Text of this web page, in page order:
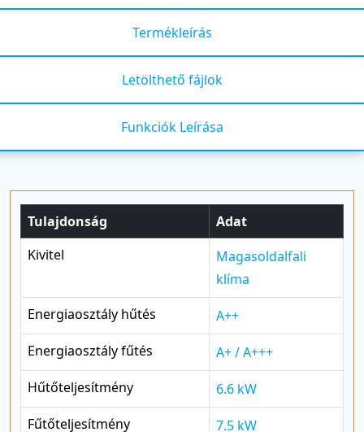
Termékleírás
Letölthető fájlok
Funkciók Leírása
Tulajdonság
Adat
Kivitel
Magasoldalfali
klíma
Energiaosztály hűtés
A++
Energiaosztály fűtés
A+ / A+++
Hűtőteljesítmény
6.6 kW
Fűtőteljesítmény
7.5 kW